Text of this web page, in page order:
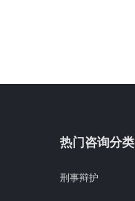
热门咨询分类
刑事辩护